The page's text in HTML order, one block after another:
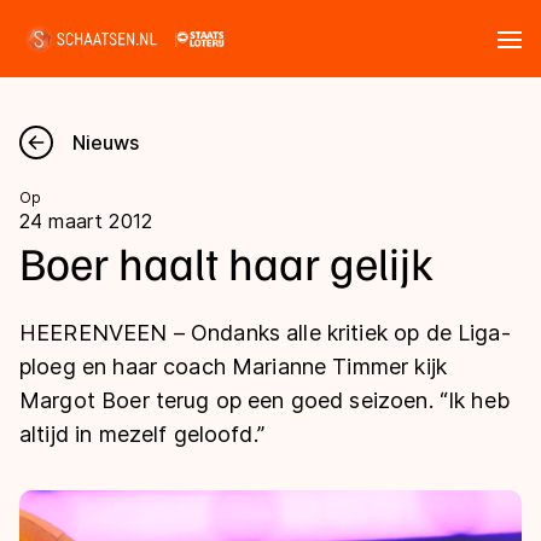
Nieuws
Kalender
Marathon
Langebaan
Shorttrack
Inlineskaten
Uitslagen
Langebaan
Shorttrack
Marathon
Ranglijsten Langebaan
Nieuws
Op
24 maart 2012
Boer haalt haar gelijk
HEERENVEEN – Ondanks alle kritiek op de Liga-
ploeg en haar coach Marianne Timmer kijk
Margot Boer terug op een goed seizoen. “Ik heb
altijd in mezelf geloofd.”